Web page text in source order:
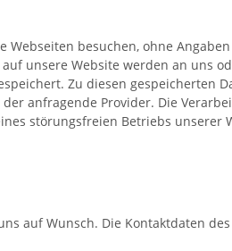
Webseiten besuchen, ohne
unsere Website werden an uns
Zu diesen gespeicherten
anfragende Provider. Die
störungsfreien Betriebs unserer
auf Wunsch. Die Kontaktdaten